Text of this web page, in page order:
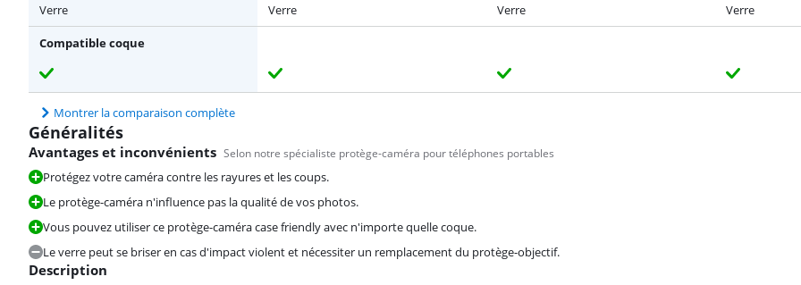
Verre
Verre Verre Verre
Compatible coque
Montrer la comparaison complète
Généralités
Avantages et inconvénients Selon notre spécialiste protège-caméra pour téléphones portables
Protégez votre caméra contre les rayures et les coups.
Le protège-caméra n'influence pas la qualité de vos photos.
Vous pouvez utiliser ce protège-caméra case friendly avec n'importe quelle coque.
Le verre peut se briser en cas d'impact violent et nécessiter un remplacement du protège-objectif.
Description